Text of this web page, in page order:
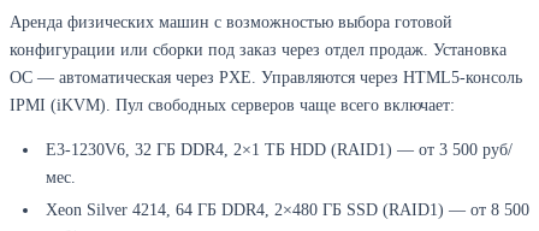
Аренда физических машин с возможностью выбора готовой
конфигурации или сборки под заказ через отдел продаж. Установка
ОС — автоматическая через PXE. Управляются через HTML5-консоль
IPMI (iKVM). Пул свободных серверов чаще всего включает:
E3-1230V6, 32 ГБ DDR4, 2×1 ТБ HDD (RAID1) — от 3 500 руб/
мес.
Xeon Silver 4214, 64 ГБ DDR4, 2×480 ГБ SSD (RAID1) — от 8 500